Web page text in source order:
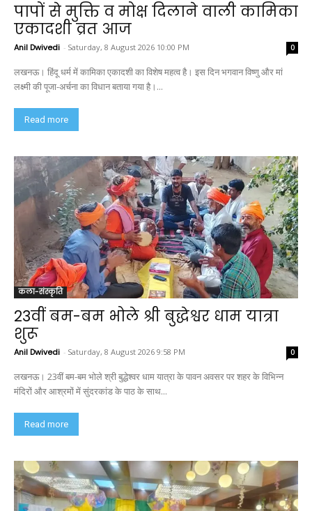
पापों से मुक्ति व मोक्ष दिलाने वाली कामिका
एकादशी व्रत आज
Anil Dwivedi - Saturday, 8 August 2026 10:00 PM 0
लखनऊ। हिंदू धर्म में कामिका एकादशी का विशेष महत्व है। इस दिन भगवान विष्णु और मां
लक्ष्मी की पूजा-अर्चना का विधान बताया गया है।...
Read more
कला-संस्कृति
23वीं बम-बम भोले श्री बुद्धेश्वर धाम यात्रा
शुरू
Anil Dwivedi - Saturday, 8 August 2026 9:58 PM 0
लखनऊ। 23वीं बम-बम भोले श्री बुद्धेश्वर धाम यात्रा के पावन अवसर पर शहर के विभिन्न
मंदिरों और आश्रमों में सुंदरकांड के पाठ के साथ...
Read more